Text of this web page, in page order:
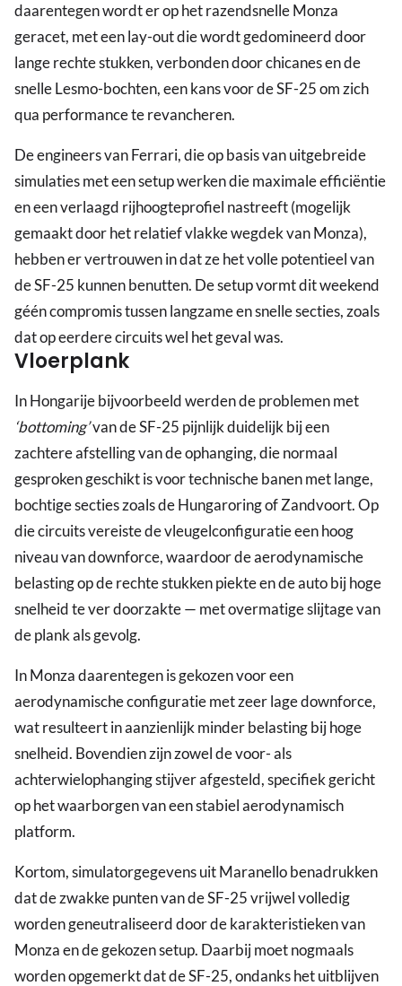
daarentegen wordt er op het razendsnelle Monza
geracet, met een lay-out die wordt gedomineerd door
lange rechte stukken, verbonden door chicanes en de
snelle Lesmo-bochten, een kans voor de SF-25 om zich
qua performance te revancheren.
De engineers van Ferrari, die op basis van uitgebreide
simulaties met een setup werken die maximale efficiëntie
en een verlaagd rijhoogteprofiel nastreeft (mogelijk
gemaakt door het relatief vlakke wegdek van Monza),
hebben er vertrouwen in dat ze het volle potentieel van
de SF-25 kunnen benutten. De setup vormt dit weekend
géén compromis tussen langzame en snelle secties, zoals
dat op eerdere circuits wel het geval was.
Vloerplank
In Hongarije bijvoorbeeld werden de problemen met
‘bottoming’van de SF-25 pijnlijk duidelijk bij een
zachtere afstelling van de ophanging, die normaal
gesproken geschikt is voor technische banen met lange,
bochtige secties zoals de Hungaroring of Zandvoort. Op
die circuits vereiste de vleugelconfiguratie een hoog
niveau van downforce, waardoor de aerodynamische
belasting op de rechte stukken piekte en de auto bij hoge
snelheid te ver doorzakte — met overmatige slijtage van
de plank als gevolg.
In Monza daarentegen is gekozen voor een
aerodynamische configuratie met zeer lage downforce,
wat resulteert in aanzienlijk minder belasting bij hoge
snelheid. Bovendien zijn zowel de voor- als
achterwielophanging stijver afgesteld, specifiek gericht
op het waarborgen van een stabiel aerodynamisch
platform.
Kortom, simulatorgegevens uit Maranello benadrukken
dat de zwakke punten van de SF-25 vrijwel volledig
worden geneutraliseerd door de karakteristieken van
Monza en de gekozen setup. Daarbij moet nogmaals
worden opgemerkt dat de SF-25, ondanks het uitblijven